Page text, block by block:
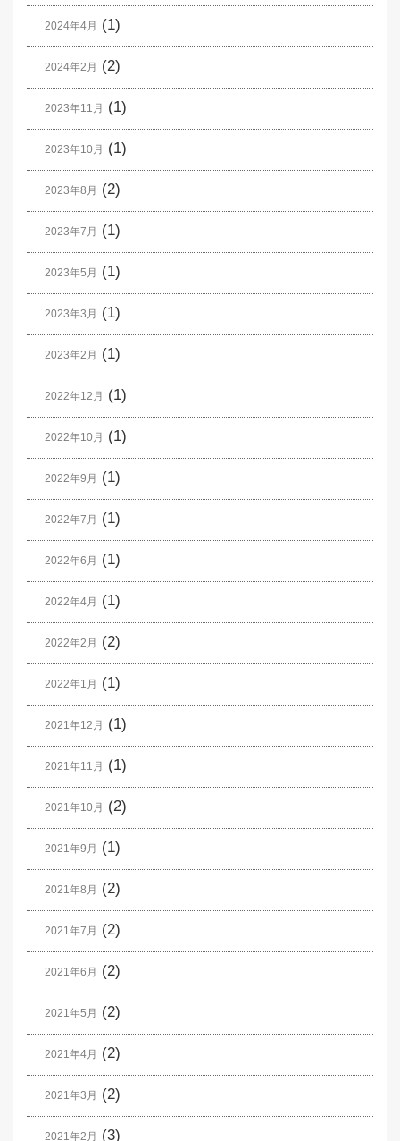
2024年4月 (1)
2024年2月 (2)
2023年11月 (1)
2023年10月 (1)
2023年8月 (2)
2023年7月 (1)
2023年5月 (1)
2023年3月 (1)
2023年2月 (1)
2022年12月 (1)
2022年10月 (1)
2022年9月 (1)
2022年7月 (1)
2022年6月 (1)
2022年4月 (1)
2022年2月 (2)
2022年1月 (1)
2021年12月 (1)
2021年11月 (1)
2021年10月 (2)
2021年9月 (1)
2021年8月 (2)
2021年7月 (2)
2021年6月 (2)
2021年5月 (2)
2021年4月 (2)
2021年3月 (2)
2021年2月 (3)